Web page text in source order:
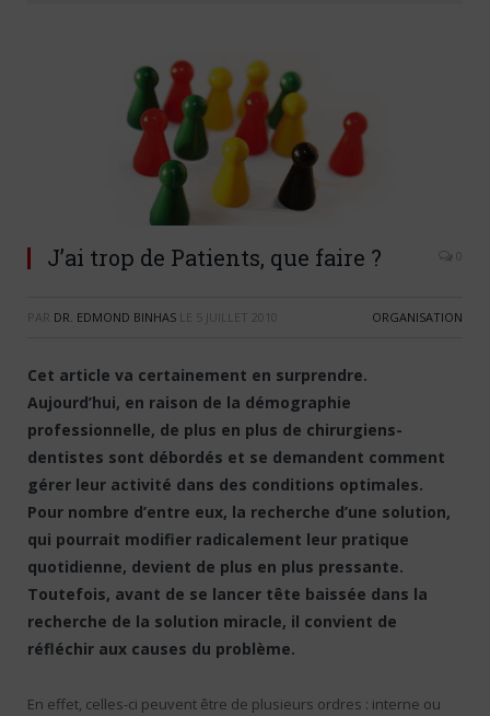
J’ai trop de Patients, que faire ? 0
PAR DR. EDMOND BINHAS LE 5 JUILLET 2010 ORGANISATION
Cet article va certainement en surprendre.
Aujourd’hui, en raison de la démographie
professionnelle, de plus en plus de chirurgiens-
dentistes sont débordés et se demandent comment
gérer leur activité dans des conditions optimales.
Pour nombre d’entre eux, la recherche d’une solution,
qui pourrait modifier radicalement leur pratique
quotidienne, devient de plus en plus pressante.
Toutefois, avant de se lancer tête baissée dans la
recherche de la solution miracle, il convient de
réfléchir aux causes du problème.
En effet, celles-ci peuvent être de plusieurs ordres : interne ou